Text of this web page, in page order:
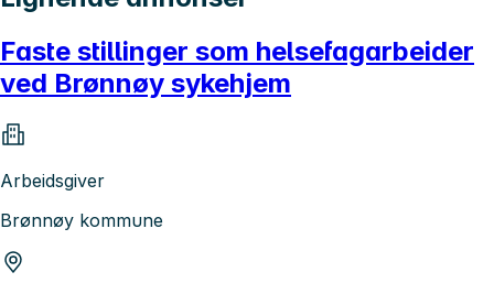
Faste stillinger som helsefagarbeider
ved Brønnøy sykehjem
Arbeidsgiver
Brønnøy kommune